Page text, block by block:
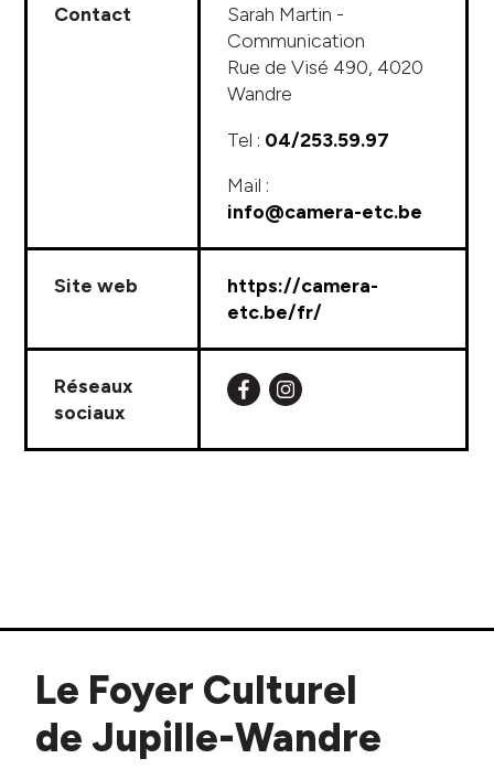
Contact
Sarah Martin -
Communication
Rue de Visé 490, 4020
Wandre
Tel : 04/253.59.97
Mail :
info@camera-etc.be
Site web
https://camera-
etc.be/fr/
Réseaux
sociaux
Le Foyer Culturel
de Jupille-Wandre